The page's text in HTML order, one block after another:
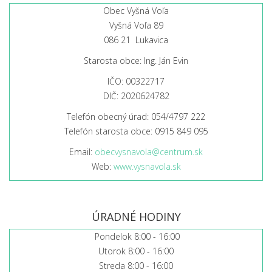
Obec Vyšná Voľa
Vyšná Voľa 89
086 21 Lukavica
Starosta obce: Ing. Ján Evin
IČO: 00322717
DIČ: 2020624782
Telefón obecný úrad: 054/4797 222
Telefón starosta obce: 0915 849 095
Email: obecvysnavola@centrum.sk
Web: www.vysnavola.sk
ÚRADNÉ HODINY
Pondelok 8:00 - 16:00
Utorok 8:00 - 16:00
Streda 8:00 - 16:00